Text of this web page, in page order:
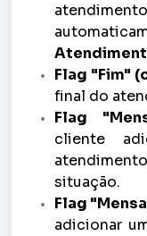
Flag "Fim"
final do
Flag
cliente
situação.
Flag
adicionar